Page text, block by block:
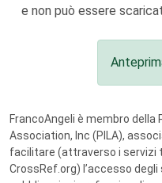
e non può essere
FrancoAngeli è membro
Association, Inc (PILA),
facilitare (attraverso i servizi
CrossRef.org) l’accesso